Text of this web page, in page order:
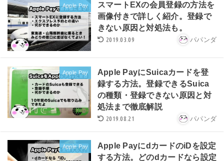
Apple Pay
スマートEXの会員登録の方法を
画像付きで詳しく紹介。登録で
きない原因と対処法も。
2019.03.09 パパンダ
Apple Pay
Apple PayにSuicaカードを登
録する方法。登録できるSuica
の種類・登録できない原因と対
処法まで徹底解説
2019.08.21 パパンダ
Apple Pay
Apple PayにdカードのiDを設定
する方法。どのdカードなら設定